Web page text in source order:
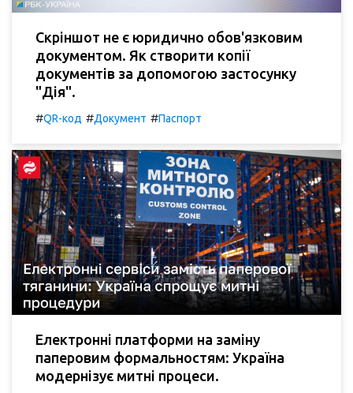
Скріншот не є юридично обов'язковим
документом. Як створити копії
документів за допомогою застосунку
"Дія".
#QR-код #Документ #Паспорт
Електронні платформи на заміну
паперовим формальностям: Україна
модернізує митні процеси.